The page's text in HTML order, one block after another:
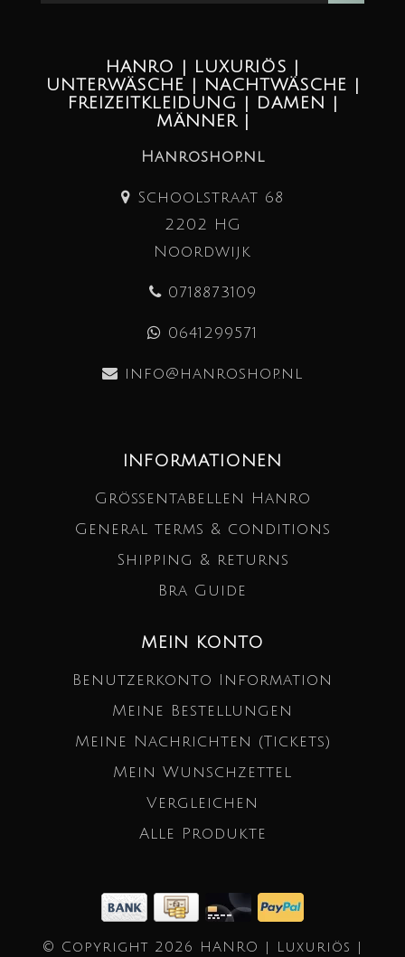
HANRO | LUXURIÖS |
UNTERWÄSCHE | NACHTWÄSCHE |
FREIZEITKLEIDUNG | DAMEN |
MÄNNER |
Hanroshop.nl
Schoolstraat 68
2202 HG
Noordwijk
0718873109
0641299571
info@hanroshop.nl
INFORMATIONEN
Größentabellen Hanro
General terms & conditions
Shipping & returns
Bra Guide
MEIN KONTO
Benutzerkonto Information
Meine Bestellungen
Meine Nachrichten (Tickets)
Mein Wunschzettel
Vergleichen
Alle Produkte
© Copyright 2026 HANRO | Luxuriös |